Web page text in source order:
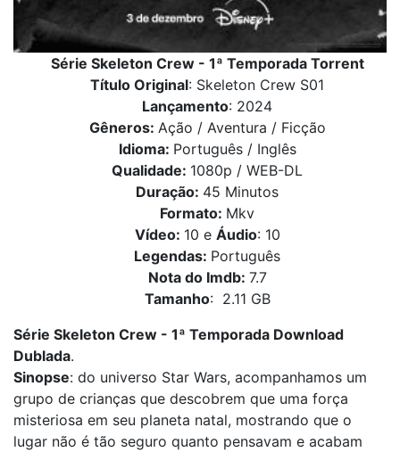
Série Skeleton Crew - 1ª Temporada Torrent
Título Original: Skeleton Crew S01
Lançamento: 2024
Gêneros: Ação / Aventura / Ficção
Idioma: Português / Inglês
Qualidade: 1080p / WEB-DL
Duração: 45 Minutos
Formato: Mkv
Vídeo: 10 e Áudio: 10
Legendas: Português
Nota do Imdb: 7.7
Tamanho: 2.11 GB
Série Skeleton Crew - 1ª Temporada Download
Dublada.
Sinopse: do universo Star Wars, acompanhamos um
grupo de crianças que descobrem que uma força
misteriosa em seu planeta natal, mostrando que o
lugar não é tão seguro quanto pensavam e acabam